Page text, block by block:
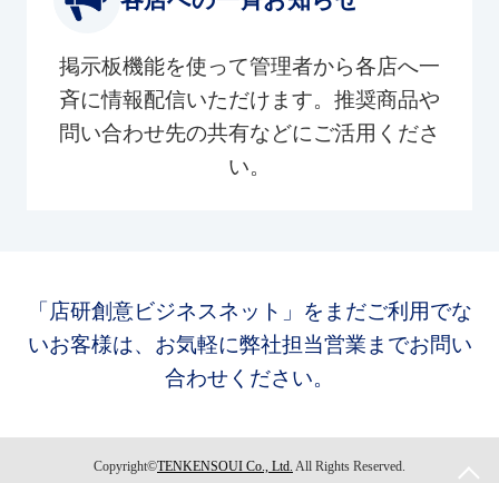
掲示板機能を使って管理者から各店へ一
斉に情報配信いただけます。推奨商品や
問い合わせ先の共有などにご活用くださ
い。
「店研創意ビジネスネット」をまだご利用でな
いお客様は、お気軽に弊社担当営業までお問い
合わせください。
Copyright©TENKENSOUI Co., Ltd. All Rights Reserved.